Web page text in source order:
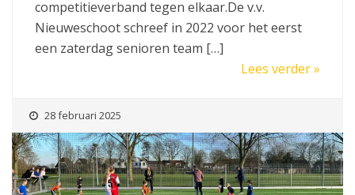
competitieverband tegen elkaar.De v.v.
Nieuweschoot schreef in 2022 voor het eerst
een zaterdag senioren team […]
Lees verder »
28 februari 2025